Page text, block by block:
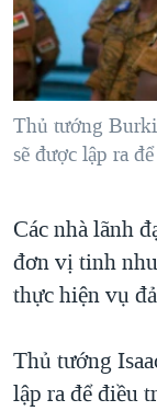
"Tìm"NGƯỜI VIỆT
ĐỜI SỐNG
KINH TẾ
KHOA HỌC
VĂN HOÁ
THỂ THAO
GIÁO DỤC
TẠI
HÀNH TRÌNH
MỘT NĂM
GIẢI MÃ
NGÀY TỊ NẠN
GROUND
CHI PHÍ
THƯỢNG
TRỊNH VĨNH
VIDEO
NGHE
MẠNG XÃ HỘI
Ngôn ngữ
Thủ tướng
sẽ được lập ra
Các nhà lãnh
đơn vị tinh
thực hiện vụ
Thủ tướng
lập ra để điều